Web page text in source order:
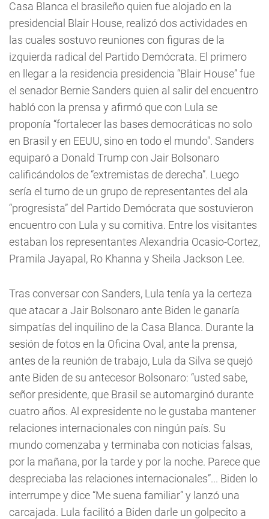
Casa Blanca el brasileño quien fue alojado en la
presidencial Blair House, realizó dos actividades en
las cuales sostuvo reuniones con figuras de la
izquierda radical del Partido Demócrata. El primero
en llegar a la residencia presidencia “Blair House” fue
el senador Bernie Sanders quien al salir del encuentro
habló con la prensa y afirmó que con Lula se
proponía “fortalecer las bases democráticas no solo
en Brasil y en EEUU, sino en todo el mundo". Sanders
equiparó a Donald Trump con Jair Bolsonaro
calificándolos de “extremistas de derecha”. Luego
sería el turno de un grupo de representantes del ala
“progresista” del Partido Demócrata que sostuvieron
encuentro con Lula y su comitiva. Entre los visitantes
estaban los representantes Alexandria Ocasio-Cortez,
Pramila Jayapal, Ro Khanna y Sheila Jackson Lee.
Tras conversar con Sanders, Lula tenía ya la certeza
que atacar a Jair Bolsonaro ante Biden le ganaría
simpatías del inquilino de la Casa Blanca. Durante la
sesión de fotos en la Oficina Oval, ante la prensa,
antes de la reunión de trabajo, Lula da Silva se quejó
ante Biden de su antecesor Bolsonaro: “usted sabe,
señor presidente, que Brasil se automarginó durante
cuatro años. Al expresidente no le gustaba mantener
relaciones internacionales con ningún país. Su
mundo comenzaba y terminaba con noticias falsas,
por la mañana, por la tarde y por la noche. Parece que
despreciaba las relaciones internacionales”... Biden lo
interrumpe y dice “Me suena familiar” y lanzó una
carcajada. Lula facilitó a Biden darle un golpecito a